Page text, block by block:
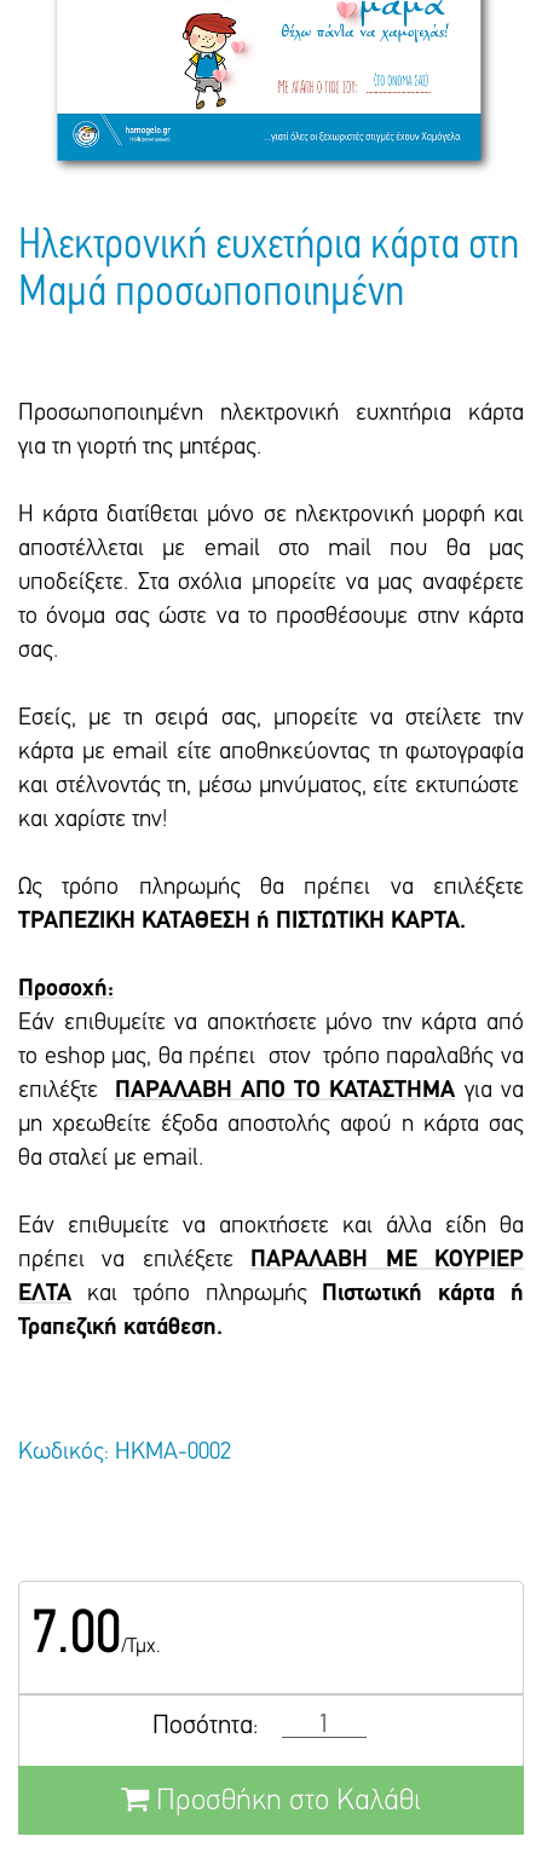
Τσάντες - Ποδιές - Ομπρέλες
Παιδικά Είδη
Ημερολόγια - Ατζέντες
Είδη Γραφείου
Τετράδια - Φάκελοι
Ηλεκτρονική ευχετήρια κάρτα στη
Μαμά προσωποποιημένη
Προσωποποιημένη ηλεκτρονική ευχητήρια κάρτα
για τη γιορτή της μητέρας.
Η κάρτα διατίθεται μόνο σε ηλεκτρονική μορφή και
αποστέλλεται με email στο mail που θα μας
υποδείξετε. Στα σχόλια μπορείτε να μας αναφέρετε
το όνομα σας ώστε να το προσθέσουμε στην κάρτα
σας.
Εσείς, με τη σειρά σας, μπορείτε να στείλετε την
κάρτα με email είτε αποθηκεύοντας τη φωτογραφία
και στέλνοντάς τη, μέσω μηνύματος, είτε εκτυπώστε
και χαρίστε την!
Ως τρόπο πληρωμής θα πρέπει να επιλέξετε
ΤΡΑΠΕΖΙΚΗ ΚΑΤΑΘΕΣΗ ή ΠΙΣΤΩΤΙΚΗ ΚΑΡΤΑ.
Προσοχή:
Εάν επιθυμείτε να αποκτήσετε μόνο την κάρτα από
το eshop μας, θα πρέπει στον τρόπο παραλαβής να
επιλέξτε ΠΑΡΑΛΑΒΗ ΑΠΟ ΤΟ ΚΑΤΑΣΤΗΜΑ για να
μη χρεωθείτε έξοδα αποστολής αφού η κάρτα σας
θα σταλεί με email.
Εάν επιθυμείτε να αποκτήσετε και άλλα είδη θα
πρέπει να επιλέξετε ΠΑΡΑΛΑΒΗ ΜΕ ΚΟΥΡΙΕΡ
ΕΛΤΑ και τρόπο πληρωμής Πιστωτική κάρτα ή
Τραπεζική κατάθεση.
Κωδικός: ΗΚΜΑ-0002
7.00/Τμχ.
Ποσότητα:
Προσθήκη στο Καλάθι